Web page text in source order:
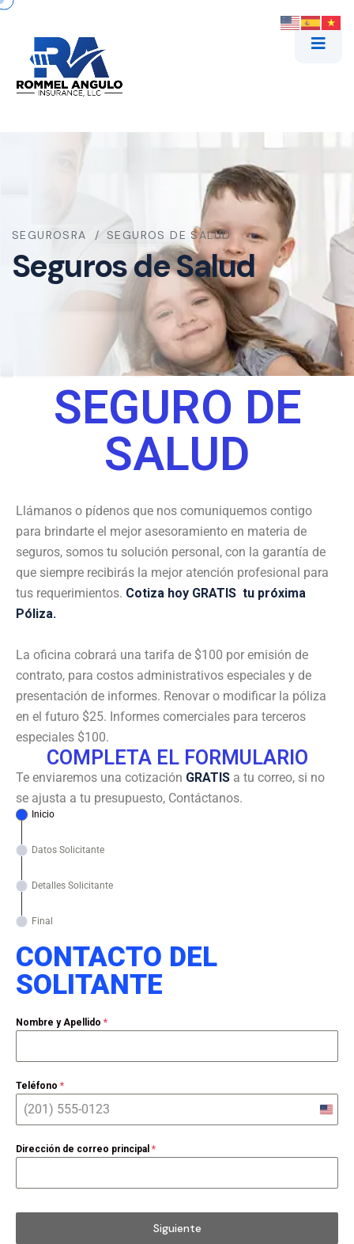
SEGUROSRA SEGUROS DE SALUD
Seguros de Salud
SEGURO DE
SALUD
Llámanos o pídenos que nos comuniquemos contigo
para brindarte el mejor asesoramiento en materia de
seguros, somos tu solución personal, con la garantía de
que siempre recibirás la mejor atención profesional para
tus requerimientos. Cotiza hoy GRATIS tu próxima
Póliza.
La oficina cobrará una tarifa de $100 por emisión de
contrato, para costos administrativos especiales y de
presentación de informes. Renovar o modificar la póliza
en el futuro $25. Informes comerciales para terceros
especiales $100.
COMPLETA EL FORMULARIO
Te enviaremos una cotización GRATIS a tu correo, si no
se ajusta a tu presupuesto, Contáctanos.
Inicio
Datos Solicitante
Detalles Solicitante
Final
CONTACTO DEL
SOLITANTE
Nombre y Apellido *
Teléfono *
+1
Dirección de correo principal *
Siguiente